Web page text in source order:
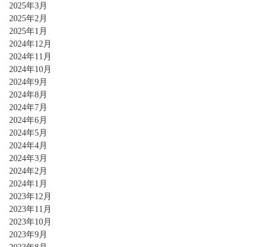
2025年3月
2025年2月
2025年1月
2024年12月
2024年11月
2024年10月
2024年9月
2024年8月
2024年7月
2024年6月
2024年5月
2024年4月
2024年3月
2024年2月
2024年1月
2023年12月
2023年11月
2023年10月
2023年9月